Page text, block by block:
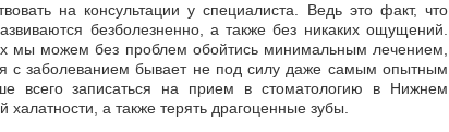
на консультации у специалиста. Ведь это факт, что
безболезненно, а также без никаких ощущений.
мы можем без проблем обойтись минимальным лечением,
с заболеванием бывает не под силу даже самым опытным
всего записаться на прием в стоматологию в Нижнем
а также терять драгоценные зубы.